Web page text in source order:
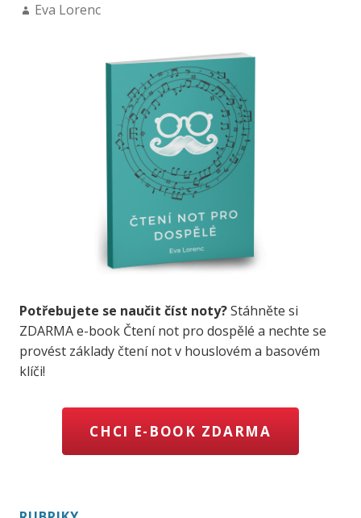
Eva Lorenc
Potřebujete se naučit číst noty?Stáhněte si
ZDARMA e-book Čtení not pro dospělé a nechte se
provést základy čtení not v houslovém a basovém
klíči!
CHCI E-BOOK ZDARMA